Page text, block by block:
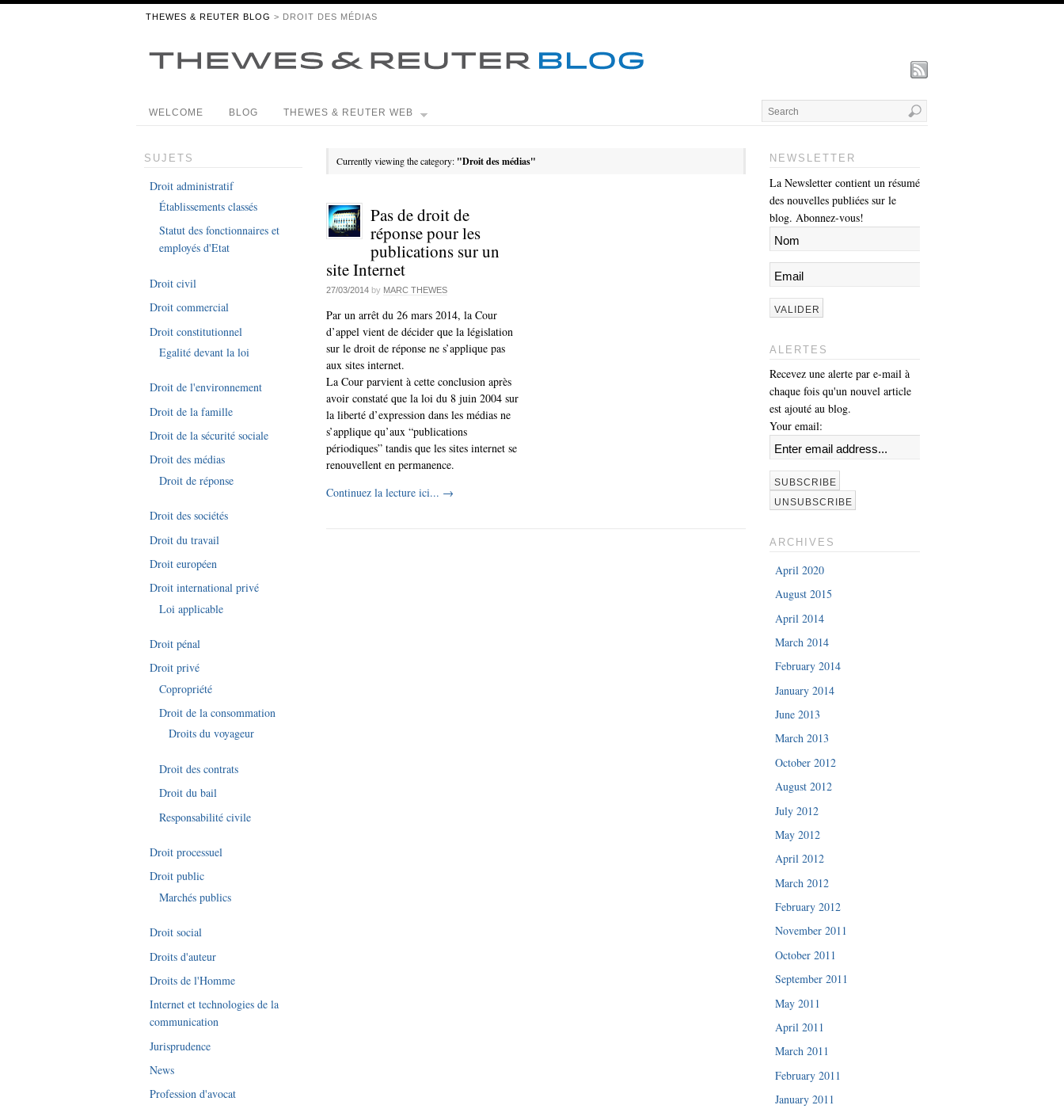
THEWES & REUTER BLOG > DROIT DES MÉDIAS
WELCOME BLOG THEWES & REUTER WEB
Currently viewing the category: "Droit des médias"
Pas de droit de
réponse pour les
publications sur un
site Internet
27/03/2014 by MARC THEWES
Par un arrêt du 26 mars 2014, la Cour
d’appel vient de décider que la législation
sur le droit de réponse ne s’applique pas
aux sites internet.
La Cour parvient à cette conclusion après
avoir constaté que la loi du 8 juin 2004 sur
la liberté d’expression dans les médias ne
s’applique qu’aux “publications
périodiques” tandis que les sites internet se
renouvellent en permanence.
Continuez la lecture ici... →
SUJETS
Droit administratif
Établissements classés
Statut des fonctionnaires et
employés d'Etat
Droit civil
Droit commercial
Droit constitutionnel
Egalité devant la loi
Droit de l'environnement
Droit de la famille
Droit de la sécurité sociale
Droit des médias
Droit de réponse
Droit des sociétés
Droit du travail
Droit européen
Droit international privé
Loi applicable
Droit pénal
Droit privé
Copropriété
Droit de la consommation
Droits du voyageur
Droit des contrats
Droit du bail
Responsabilité civile
Droit processuel
Droit public
Marchés publics
Droit social
Droits d'auteur
Droits de l'Homme
Internet et technologies de la
communication
Jurisprudence
News
Profession d'avocat
NEWSLETTER
La Newsletter contient un résumé
des nouvelles publiées sur le
blog. Abonnez-vous!
ALERTES
Recevez une alerte par e-mail à
chaque fois qu'un nouvel article
est ajouté au blog.
Your email:
ARCHIVES
April 2020
August 2015
April 2014
March 2014
February 2014
January 2014
June 2013
March 2013
October 2012
August 2012
July 2012
May 2012
April 2012
March 2012
February 2012
November 2011
October 2011
September 2011
May 2011
April 2011
March 2011
February 2011
January 2011